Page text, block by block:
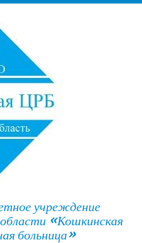
учреждение
«Кошкинская
больница»